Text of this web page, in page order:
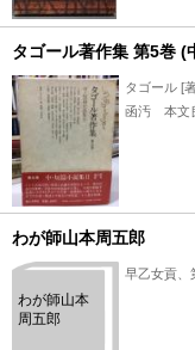
タゴール著作集 第5巻 (
タゴール [
函汚 本文
わが師山本周五郎
わが師山本
周五郎
早乙女貢、